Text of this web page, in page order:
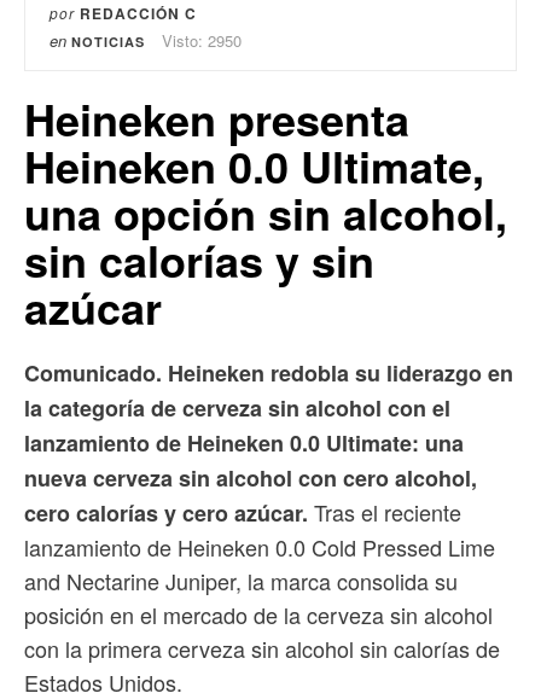
por REDACCIÓN C
en NOTICIAS Visto: 2950
Heineken presenta
Heineken 0.0 Ultimate,
una opción sin alcohol,
sin calorías y sin
azúcar
Comunicado. Heineken redobla su liderazgo en
la categoría de cerveza sin alcohol con el
lanzamiento de Heineken 0.0 Ultimate: una
nueva cerveza sin alcohol con cero alcohol,
cero calorías y cero azúcar. Tras el reciente
lanzamiento de Heineken 0.0 Cold Pressed Lime
and Nectarine Juniper, la marca consolida su
posición en el mercado de la cerveza sin alcohol
con la primera cerveza sin alcohol sin calorías de
Estados Unidos.